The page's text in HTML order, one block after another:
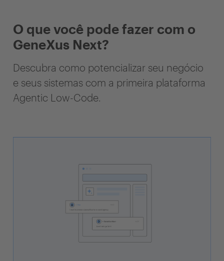
O que você pode fazer com o
GeneXus Next?
Descubra como potencializar seu negócio
e seus sistemas com a primeira plataforma
Agentic Low-Code.